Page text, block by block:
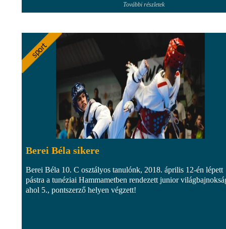
További részletek
Berei Béla sikere
Berei Béla 10. C osztályos tanulónk, 2018. április 12-én lépett
pástra a tunéziai Hammametben rendezett junior
ahol 5., pontszerző helyen végzett!